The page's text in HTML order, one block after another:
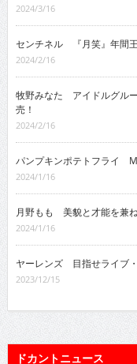
2024/3/16
センチネル 『月笑』年間
2024/2/16
牧野みなた アイドルグル
売！
2024/2/16
パンプキンポテトフライ
2024/1/16
月野もも 美貌と才能を兼ね
2024/1/16
ヤーレンズ 目指せライブ
2023/12/15
ドカントニュース